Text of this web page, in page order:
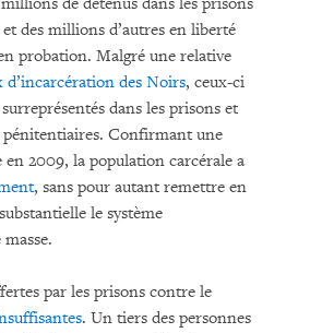
et des millions d’autres en liberté
probation. Malgré une relative
d’incarcération des Noirs, ceux-ci
dans les prisons et
pénitentiaires. Confirmant une
en 2009, la population carcérale a
, sans pour autant remettre en
le système
par les prisons contre le
. Un tiers des personnes